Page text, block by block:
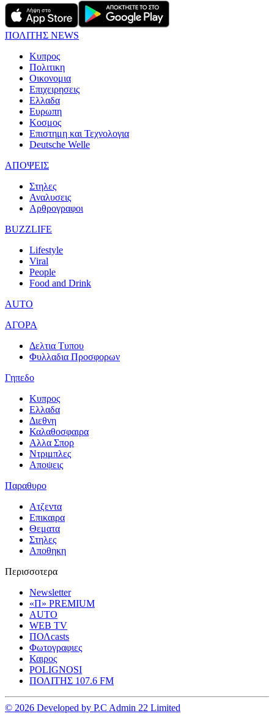
ΠΟΛΙΤΗΣ NEWS
Κυπρος
Πολιτικη
Οικονομια
Επιχειρησεις
Ελλαδα
Ευρωπη
Κοσμος
Επιστημη και Τεχνολογια
Deutsche Welle
ΑΠΟΨΕΙΣ
Στηλες
Αναλυσεις
Αρθρογραφοι
BUZZLIFE
Lifestyle
Viral
People
Food and Drink
AUTO
ΑΓΟΡΑ
Δελτια Τυπου
Φυλλαδια Προσφορων
Γηπεδο
Κυπρος
Ελλαδα
Διεθνη
Καλαθοσφαιρα
Αλλα Σπορ
Ντριμπλες
Αποψεις
Παραθυρο
Ατζεντα
Επικαιρα
Θεματα
Στηλες
Αποθηκη
Περισσοτερα
Newsletter
«Π» PREMIUM
AUTO
WEB TV
ΠΟΛcasts
Φωτογραφιες
Καιρος
POLIGNOSI
ΠΟΛΙΤΗΣ 107.6 FM
© 2026 Developed by P.C Admin 22 Limited